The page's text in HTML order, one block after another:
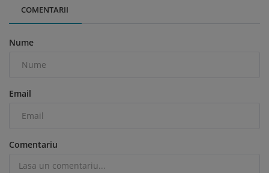
COMENTARII
Nume
Email
Comentariu